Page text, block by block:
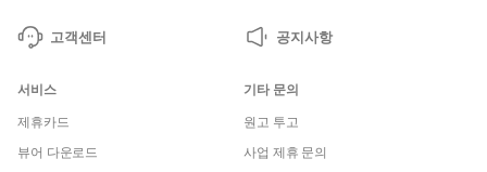
고객센터 공지사항
서비스
제휴카드
뷰어 다운로드
기타 문의
원고 투고
사업 제휴 문의